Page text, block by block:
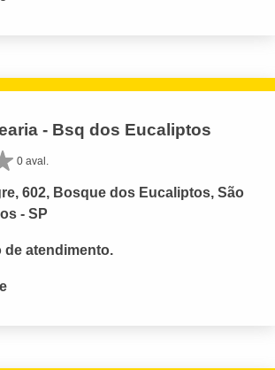
- Bsq dos Eucaliptos
0 aval.
602, Bosque dos Eucaliptos, São
- SP
de atendimento.